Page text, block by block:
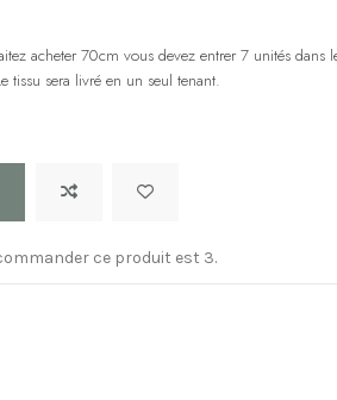
acheter 70cm vous devez entrer 7 unités
tissu sera livré en un seul tenant.
ce produit est 3.